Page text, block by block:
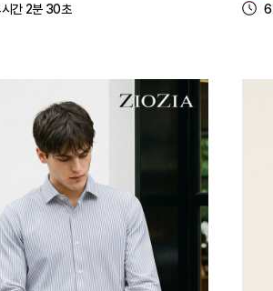
간 2분 30초 6